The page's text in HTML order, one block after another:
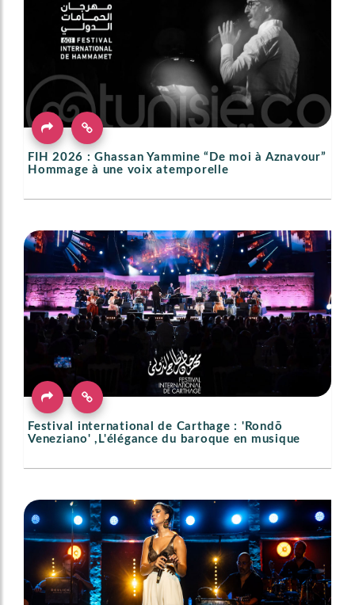
FIH 2026 : Ghassan Yammine “De moi à Aznavour”
Hommage à une voix atemporelle
Festival international de Carthage : 'Rondō
Veneziano' ,L'élégance du baroque en musique